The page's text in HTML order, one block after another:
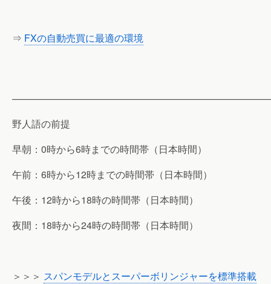
⇒ FXの自動売買に最適の環境
野人語の前提
早朝：0時から6時までの時間帯（日本時間）
午前：6時から12時までの時間帯（日本時間）
午後：12時から18時の時間帯（日本時間）
夜間：18時から24時の時間帯（日本時間）
＞＞＞ スパンモデルとスーパーボリンジャーを標準搭載